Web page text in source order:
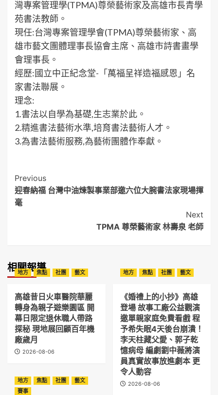
灣專案管理學(TPMA)尊榮藝術家及高雄市長青學
苑書法教師。
現任:台灣專案管理學會(TPMA)尊榮藝術家、高
雄市藝文團體理事長協會主席、高雄市詩書畫學
會理事長。
經歷:國立中正紀念堂-「萬福呈祥造福感恩」名
家書法聯展。
理念:
1.書法以自學為基礎,生志業於此。
2.精進書法藝術水準,培育書法藝術人才。
3.為書法藝術服務,為藝術團體作奉獻。
Post
Navigation
Previous
迎春納福 台灣中油煉製事業部邀六位大腕書法家現場揮
毫
Next
TPMA 尊榮藝術家 林壽泉 老師
相關報導
地方 焦點 社團 藝文
高雄昔日火車醫院華麗
轉身為親子遊樂園區 開
幕日限定退休職人帶路
探秘 現地展回顧百年機
廠歲月
2026-08-06
地方 焦點 社團 藝文
《婚禮上的小抄》高雄
登場 故事工廠公益觀演
邀單親家庭免費看戲 程
予希失眠4天後台崩潰！
李天柱藏父愛、郭子乾
憶病母 編劇劉中薇將演
員真實故事放進劇本 更
令人動容
2026-08-06
地方 焦點 社團
藝文
賽事